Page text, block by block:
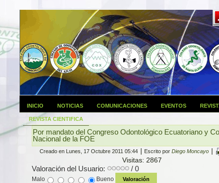
INICIO NOTICIAS COMUNICACIONES EVENTOS
REVISTA CIENTIFICA
Por mandato del Congreso Odontológico Ecuatoriano y
Nacional de la FOE
Creado en Lunes, 17 Octubre 2011 05:44 Escrito por Diego Moncayo
Visitas: 2867
Valoración del Usuario: / 0
Malo Bueno